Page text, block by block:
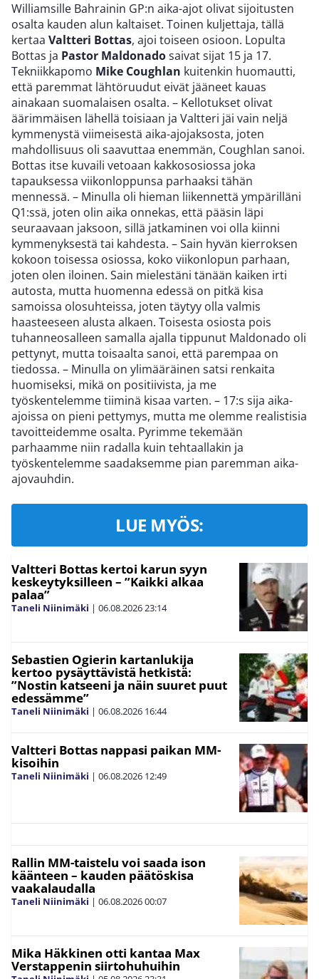
Williamsille Bahrainin GP:n aika-ajot olivat sijoitusten
osalta kauden alun kaltaiset. Toinen kuljettaja, tällä
kertaa Valtteri Bottas, ajoi toiseen osioon. Lopulta
Bottas ja Pastor Maldonadosaivat sijat 15 ja 17.
Tekniikkapomo Mike Coughlan kuitenkin huomautti,
että paremmat lähtöruudut eivät jääneet kauas
ainakaan suomalaisen osalta. – Kellotukset olivat
äärimmäisen lähellä toisiaan ja Valtteri jäi vain neljä
kymmenystä viimeisestä aika-ajojaksosta, joten
mahdollisuus oli saavuttaa enemmän, Coughlan sanoi.
Bottas itse kuvaili vetoaan kakkososiossa joka
tapauksessa viikonloppunsa parhaaksi tähän
mennessä. – Minulla oli hieman liikennettä ympärilläni
Q1:ssä, joten olin aika onnekas, että pääsin läpi
seuraavaan jaksoon, sillä jatkaminen voi olla kiinni
kymmenyksestä tai kahdesta. – Sain hyvän kierroksen
kokoon toisessa osiossa, koko viikonlopun parhaan,
joten olen iloinen. Sain mielestäni tänään kaiken irti
autosta, mutta huomenna edessä on pitkä kisa
samoissa olosuhteissa, joten täytyy olla valmis
haasteeseen alusta alkaen. Toisesta osiosta pois
tuhanneosalleen samalla ajalla tippunut Maldonado oli
pettynyt, mutta toisaalta sanoi, että parempaa on
tiedossa. – Minulla on ylimääräinen satsi renkaita
huomiseksi, mikä on positiivista, ja me
työskentelemme tiiminä kisaa varten. – 17:s sija aika-
ajoissa on pieni pettymys, mutta me olemme realistisia
tavoitteidemme osalta. Pyrimme tekemään
parhaamme niin radalla kuin tehtaallakin ja
työskentelemme saadaksemme pian paremman aika-
ajovauhdin.
LUE MYÖS:
Valtteri Bottas kertoi karun syyn
keskeytyksilleen – ”Kaikki alkaa
palaa”
Taneli Niinimäki | 06.08.202623:14
Sebastien Ogierin kartanlukija
kertoo pysäyttävistä hetkistä:
”Nostin katseeni ja näin suuret puut
edessämme”
Taneli Niinimäki | 06.08.2026 16:44
Valtteri Bottas nappasi paikan MM-
kisoihin
Taneli Niinimäki | 06.08.2026 12:49
Rallin MM-taistelu voi saada ison
käänteen – kauden päätöskisa
vaakalaudalla
Taneli Niinimäki | 06.08.202600:07
Mika Häkkinen otti kantaa Max
Verstappenin siirtohuhuihin